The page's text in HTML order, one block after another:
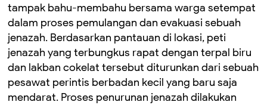
tampak bahu-membahu bersama warga setempat
dalam proses pemulangan dan evakuasi sebuah
jenazah. Berdasarkan pantauan di lokasi, peti
jenazah yang terbungkus rapat dengan terpal biru
dan lakban cokelat tersebut diturunkan dari sebuah
pesawat perintis berbadan kecil yang baru saja
mendarat. Proses penurunan jenazah dilakukan